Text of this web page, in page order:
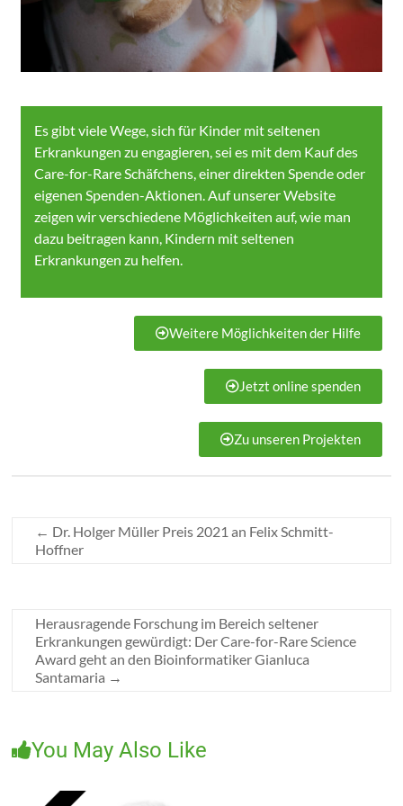
Es gibt viele Wege, sich für Kinder mit seltenen
Erkrankungen zu engagieren, sei es mit dem Kauf des
Care-for-Rare Schäfchens, einer direkten Spende oder
eigenen Spenden-Aktionen. Auf unserer Website
zeigen wir verschiedene Möglichkeiten auf, wie man
dazu beitragen kann, Kindern mit seltenen
Erkrankungen zu helfen.
Weitere Möglichkeiten der Hilfe
Jetzt online spenden
Zu unseren Projekten
← Dr. Holger Müller Preis 2021 an Felix Schmitt-
Hoffner
Herausragende Forschung im Bereich seltener
Erkrankungen gewürdigt: Der Care-for-Rare Science
Award geht an den Bioinformatiker Gianluca
Santamaria →
You May Also Like